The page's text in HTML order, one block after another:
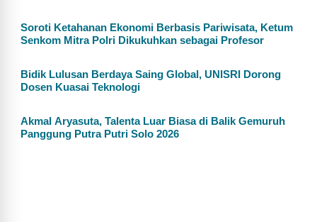
Soroti Ketahanan Ekonomi Berbasis Pariwisata, Ketum
Senkom Mitra Polri Dikukuhkan sebagai Profesor
Bidik Lulusan Berdaya Saing Global, UNISRI Dorong
Dosen Kuasai Teknologi
Akmal Aryasuta, Talenta Luar Biasa di Balik Gemuruh
Panggung Putra Putri Solo 2026